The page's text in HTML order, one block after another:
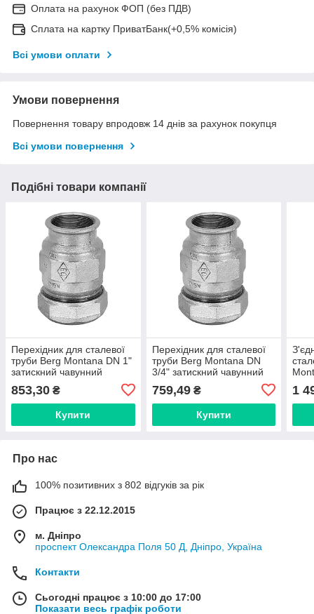
Оплата на рахунок ФОП (без ПДВ)
Сплата на картку ПриватБанк(+0,5% комісія)
Всі умови оплати
Умови повернення
Повернення товару впродовж 14 днів за рахунок покупця
Всі умови повернення
Подібні товари компанії
Перехідник для сталевої
труби Berg Montana DN 1"
затискний чавунний
(внутрішня різьба) Іспанія
853,30 ₴
Купити
Перехідник для сталевої
труби Berg Montana DN
3/4" затискний чавунний
(внутрішня різьба) Іспанія
759,49₴
Купити
1
Про нас
100% позитивних з 802 відгуків за рік
Працює з 22.12.2015
м. Дніпро
проспект Олександра Поля 50 Д, Дніпро, Україна
Контакти
Сьогодні працює з 10:00 до 17:00
Показати весь графік роботи